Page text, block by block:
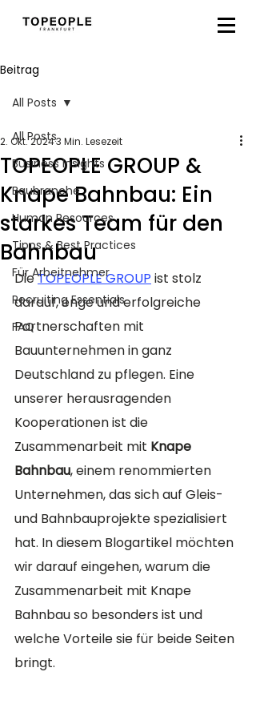
Beitrag
All Posts
Business Insights
Baubranche
Human Resources
Tipps & Best Practices
Für Arbeitnehmer
Recruiting Essentials
FAQ
All Posts
TOPEOPLE GROUP &
Knape Bahnbau: Ein
starkes Team für den
Bahnbau
2. Okt. 20243 Min. Lesezeit
Die TOPEOPLE GROUP ist stolz
darauf, enge und erfolgreiche
Partnerschaften mit
Bauunternehmen in ganz
Deutschland zu pflegen. Eine
unserer herausragenden
Kooperationen ist die
Zusammenarbeit mit Knape
Bahnbau, einem renommierten
Unternehmen, das sich auf Gleis-
und Bahnbauprojekte spezialisiert
hat. In diesem Blogartikel möchten
wir darauf eingehen, warum die
Zusammenarbeit mit Knape
Bahnbau so besonders ist und
welche Vorteile sie für beide Seiten
bringt.